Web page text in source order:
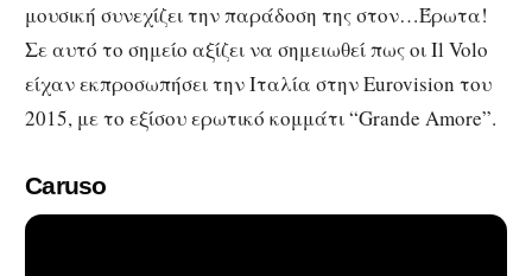
μουσική συνεχίζει την παράδοση της στον…Έρωτα!
Σε αυτό το σημείο αξίζει να σημειωθεί πως οι Il Volo
είχαν εκπροσωπήσει την Ιταλία στην Eurovision του
2015, με το εξίσου ερωτικό κομμάτι “Grande Amore”.
Caruso